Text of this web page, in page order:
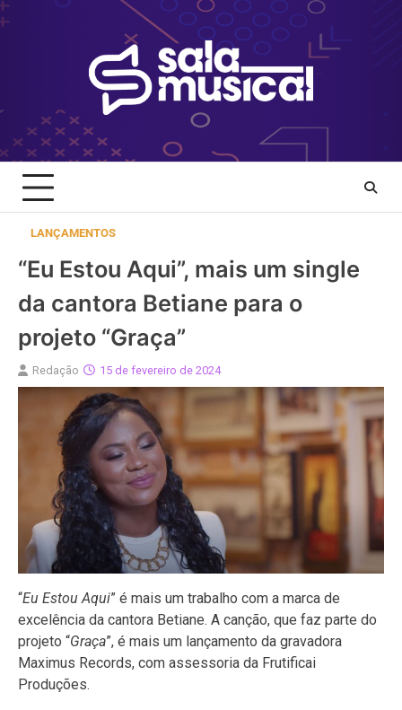
Skip
to
LANÇAMENTOS
“Eu Estou Aqui”, mais um single
da cantora Betiane para o
projeto “Graça”
Redação 15 de fevereiro de 2024
“Eu Estou Aqui” é mais um trabalho com a marca de
excelência da cantora Betiane. A canção, que faz parte do
projeto “Graça”, é mais um lançamento da gravadora
Maximus Records, com assessoria da Frutificai
Produções.